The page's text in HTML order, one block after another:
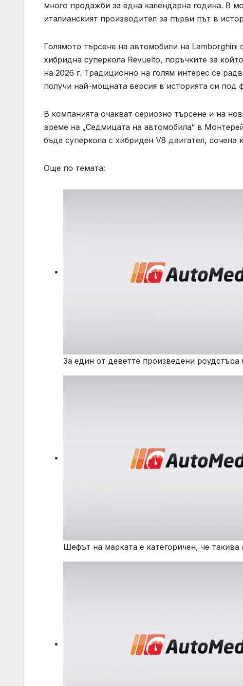
много продажби за една календарна година. В
италианският производител за първи път в
Голямото търсене на автомобили на
хибридна суперкола Revuelto, поръчките за
на 2026 г. Традиционно на голям интерес се
получи най-мощната версия в историята си под
В компанията очакват сериозно търсене и на
време на „Седмицата на автомобила“ в
бъде суперкола с хибриден V8 двигател, сочена
Още по темата:
За един от деветте произведени
Шефът на марката е категоричен, че такива